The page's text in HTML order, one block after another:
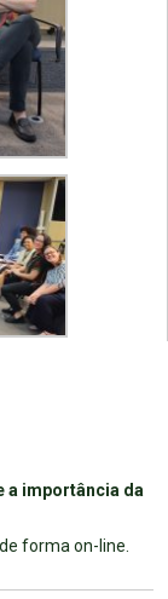
a importância da
forma on-line.